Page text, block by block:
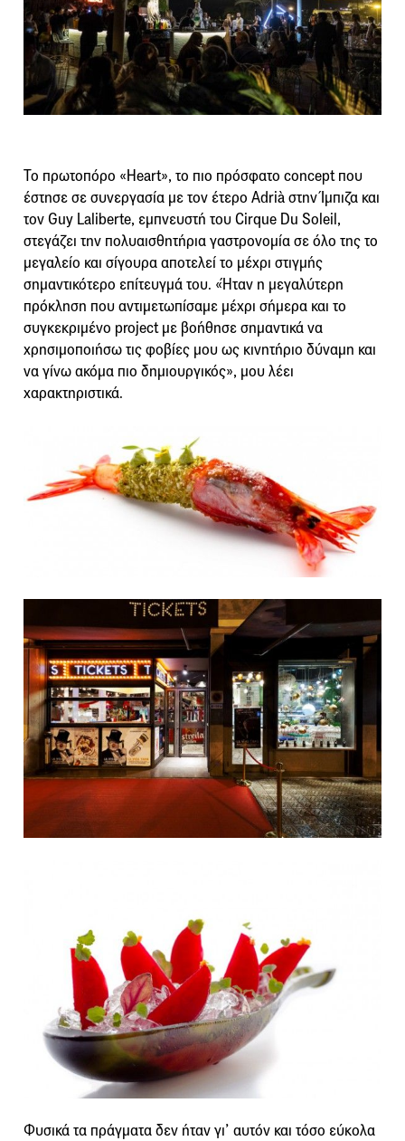
Το πρωτοπόρο «Heart», το πιο πρόσφατο concept που
έστησε σε συνεργασία με τον έτερο Adrià στην Ίμπιζα και
τον Guy Laliberte, εμπνευστή του Cirque Du Soleil,
στεγάζει την πολυαισθητήρια γαστρονομία σε όλο της το
μεγαλείο και σίγουρα αποτελεί το μέχρι στιγμής
σημαντικότερο επίτευγμά του. «Ήταν η μεγαλύτερη
πρόκληση που αντιμετωπίσαμε μέχρι σήμερα και το
συγκεκριμένο project με βοήθησε σημαντικά να
χρησιμοποιήσω τις φοβίες μου ως κινητήριο δύναμη και
να γίνω ακόμα πιο δημιουργικός», μου λέει
χαρακτηριστικά.
Φυσικά τα πράγματα δεν ήταν γι’ αυτόν και τόσο εύκολα